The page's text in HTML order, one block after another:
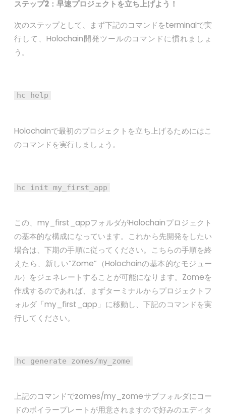
ステップ2：早速プロジェクトを立ち上げよう！
次のステップとして、まず下記のコマンドをterminalで実
行して、Holochain開発ツールのコマンドに慣れましょ
う。
hc help
Holochainで最初のプロジェクトを立ち上げるためにはこ
のコマンドを実行しましょう。
hc init my_first_app
この、my_first_appフォルダがHolochainプロジェクト
の基本的な構成になっています。これから先開発をしたい
場合は、下期の手順に従ってください。こちらの手順を終
えたら、新しい”Zome”（Holochainの基本的なモジュー
ル）をジェネレートすることが可能になります。Zomeを
作成するのであれば、まずターミナルからプロジェクトフ
ォルダ「my_first_app」に移動し、下記のコマンドを実
行してください。
hc generate zomes/my_zome
上記のコマンドでzomes/my_zomeサブフォルダにコー
ドのボイラープレートが用意されますので好みのエディタ